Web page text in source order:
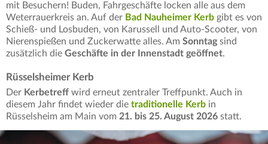
mit Besuchern! Buden, Fahrgeschäfte locken alle aus dem
Weterrauerkreis an. Auf der Bad Nauheimer Kerb gibt es von
Schieß- und Losbuden, von Karussell und Auto-Scooter, von
Nierenspießen und Zuckerwatte alles. Am Sonntag sind
zusätzlich die Geschäfte in der Innenstadt geöffnet.
Rüsselsheimer Kerb
Der Kerbetreff wird erneut zentraler Treffpunkt. Auch in
diesem Jahr findet wieder die traditionelle Kerb in
Rüsselsheim am Main vom 21. bis 25. August 2026 statt.